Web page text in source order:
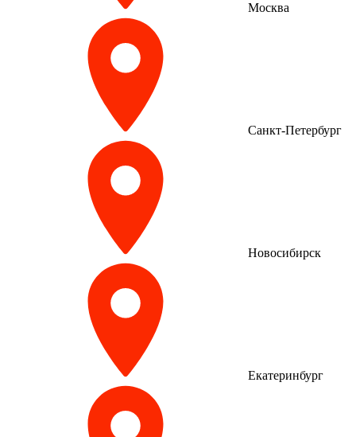
Москва
Санкт-Петербург
Новосибирск
Екатеринбург